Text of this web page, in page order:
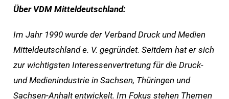
Über VDM Mitteldeutschland:
Im Jahr 1990 wurde der Verband Druck und Medien
Mitteldeutschland e. V. gegründet. Seitdem hat er sich
zur wichtigsten Interessenvertretung für die Druck-
und Medienindustrie in Sachsen, Thüringen und
Sachsen-Anhalt entwickelt. Im Fokus stehen Themen